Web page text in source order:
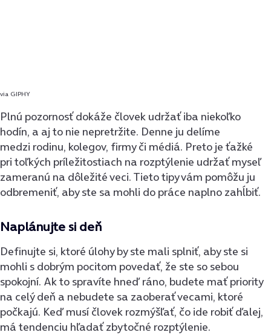
via GIPHY
Plnú pozornosť dokáže človek udržať iba niekoľko
hodín, a aj to nie nepretržite. Denne ju delíme
medzi rodinu, kolegov, firmy či médiá. Preto je ťažké
pri toľkých príležitostiach na rozptýlenie udržať myseľ
zameranú na dôležité veci. Tieto tipy vám pomôžu ju
odbremeniť, aby ste sa mohli do práce naplno zahĺbiť.
Naplánujte si deň
Definujte si, ktoré úlohy by ste mali splniť, aby ste si
mohli s dobrým pocitom povedať, že ste so sebou
spokojní. Ak to spravíte hneď ráno, budete mať priority
na celý deň a nebudete sa zaoberať vecami, ktoré
počkajú. Keď musí človek rozmýšľať, čo ide robiť ďalej,
má tendenciu hľadať zbytočné rozptýlenie.